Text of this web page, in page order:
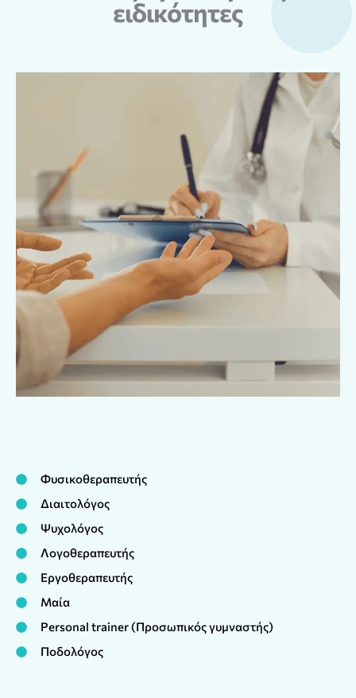
ειδικότητες
Φυσικοθεραπευτής
Διαιτολόγος
Ψυχολόγος
Λογοθεραπευτής
Εργοθεραπευτής
Μαία
Personal trainer (Προσωπικός γυμναστής)
Ποδολόγος